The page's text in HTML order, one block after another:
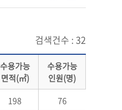
검색건수 :32
수용가능
면적(㎡)
수용가능
인원(명)
198
76